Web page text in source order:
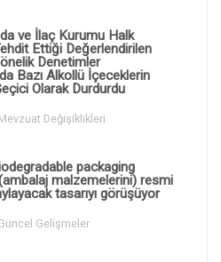
ve İlaç Kurumu Halk
Ettiği Değerlendirilen
Denetimler
Bazı Alkollü İçeceklerin
Olarak Durdurdu
Değişiklikleri
packaging
malzemelerini) resmi
tasarıyı görüşüyor
Gelişmeler